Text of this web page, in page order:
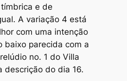
e de
A variação 4 está
com uma intenção
baixo parecida com a
no. 1 do Villa
descrição do dia 16.